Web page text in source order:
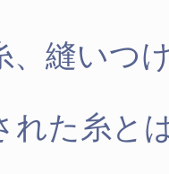
、縫いつ
れた糸と